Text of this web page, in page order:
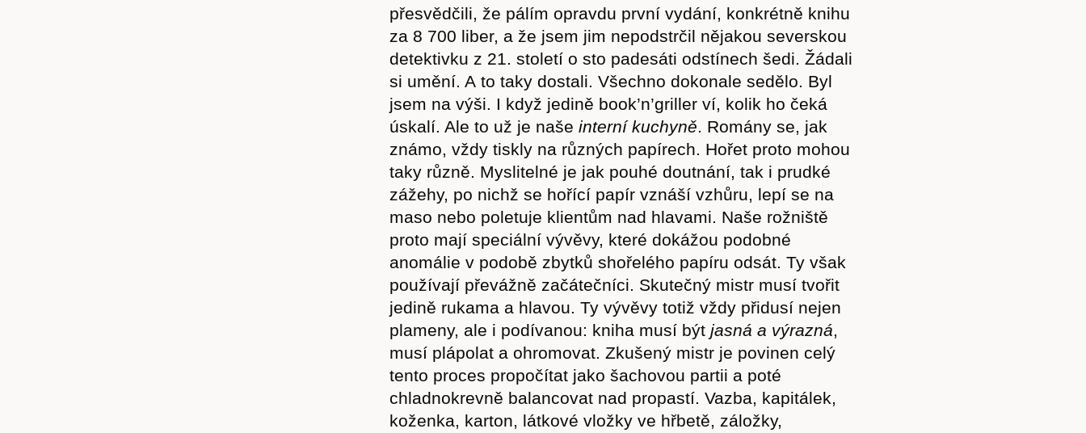
přesvědčili, že pálím opravdu první vydání, konkrétně knihu
za 8 700 liber, a že jsem jim nepodstrčil nějakou severskou
detektivku z 21. století o sto padesáti odstínech šedi. Žádali
si umění. A to taky dostali. Všechno dokonale sedělo. Byl
jsem na výši. I když jedině book’n’griller ví, kolik ho čeká
úskalí. Ale to už je naše interní kuchyně. Romány se, jak
známo, vždy tiskly na různých papírech. Hořet proto mohou
taky různě. Myslitelné je jak pouhé doutnání, tak i prudké
zážehy, po nichž se hořící papír vznáší vzhůru, lepí se na
maso nebo poletuje klientům nad hlavami. Naše rožniště
proto mají speciální vývěvy, které dokážou podobné
anomálie v podobě zbytků shořelého papíru odsát. Ty však
používají převážně začátečníci. Skutečný mistr musí tvořit
jedině rukama a hlavou. Ty vývěvy totiž vždy přidusí nejen
plameny, ale i podívanou: kniha musí být jasná a výrazná,
musí plápolat a ohromovat. Zkušený mistr je povinen celý
tento proces propočítat jako šachovou partii a poté
chladnokrevně balancovat nad propastí. Vazba, kapitálek,
koženka, karton, látkové vložky ve hřbetě, záložky,